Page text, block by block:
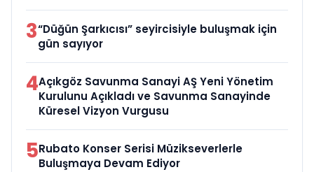
3“Düğün Şarkıcısı” seyircisiyle buluşmak için
gün sayıyor
4Açıkgöz Savunma Sanayi AŞ Yeni Yönetim
Kurulunu Açıkladı ve Savunma Sanayinde
Küresel Vizyon Vurgusu
5Rubato Konser Serisi Müzikseverlerle
Buluşmaya Devam Ediyor